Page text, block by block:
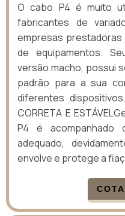
O cabo P4 é muito
fabricantes de
empresas
de equipamentos.
versão macho, possui
padrão para a sua
diferentes
CORRETA E
P4 é
adequado,
envolve e protege a